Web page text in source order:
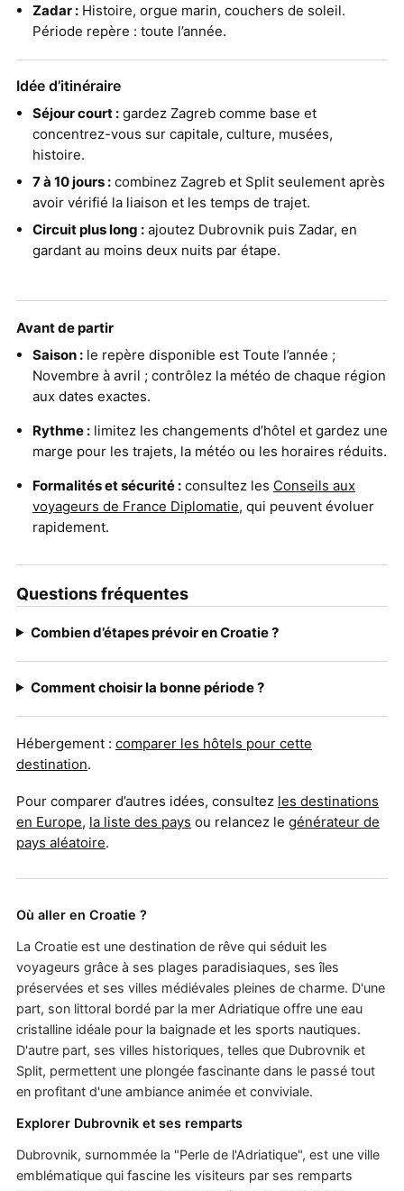
Zadar :Histoire, orgue marin, couchers de soleil.
Période repère : toute l’année.
Idée d’itinéraire
Séjour court :gardez Zagreb comme base et
concentrez-vous sur capitale, culture, musées,
histoire.
7 à 10 jours :combinez Zagreb et Split seulement après
avoir vérifié la liaison et les temps de trajet.
Circuit plus long :ajoutez Dubrovnik puis Zadar, en
gardant au moins deux nuits par étape.
Avant de partir
Saison : le repère disponible est Toute l’année ;
Novembre à avril ; contrôlez la météo de chaque région
aux dates exactes.
Rythme : limitez les changements d’hôtel et gardez une
marge pour les trajets, la météo ou les horaires réduits.
Formalités et sécurité : consultez les Conseils aux
voyageurs de France Diplomatie, qui peuvent évoluer
rapidement.
Questions fréquentes
Combien d’étapes prévoir en Croatie ?
Comment choisir la bonne période ?
Hébergement : comparer les hôtels pour cette
destination.
Pour comparer d’autres idées, consultez les destinations
en Europe, la liste des pays ou relancez le générateur de
pays aléatoire.
Où aller en Croatie ?
La Croatie est une destination de rêve qui séduit les
voyageurs grâce à ses plages paradisiaques, ses îles
préservées et ses villes médiévales pleines de charme. D'une
part, son littoral bordé par la mer Adriatique offre une eau
cristalline idéale pour la baignade et les sports nautiques.
D'autre part, ses villes historiques, telles que Dubrovnik et
Split, permettent une plongée fascinante dans le passé tout
en profitant d'une ambiance animée et conviviale.
Explorer Dubrovnik et ses remparts
Dubrovnik, surnommée la "Perle de l'Adriatique", est une ville
emblématique qui fascine les visiteurs par ses remparts